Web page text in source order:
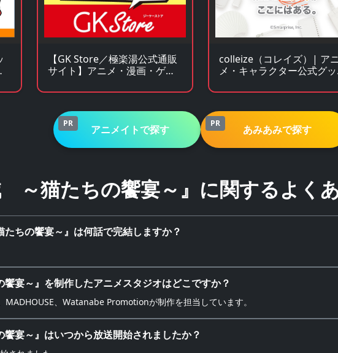
【GK Store／極楽湯公式通販
サイト】アニメ・漫画・ゲー
colleize（コレイズ）| ア
メ・キャラクター公式グッ
サイト
PR アニメイトで探す PR あみあみで探す
～猫たちの饗宴～』に関するよく
ちの饗宴～』は何話で完結しますか？
宴～』を制作したアニメスタジオはどこですか？
、Watanabe Promotionが制作を担当しています。
宴～』はいつから放送開始されましたか？